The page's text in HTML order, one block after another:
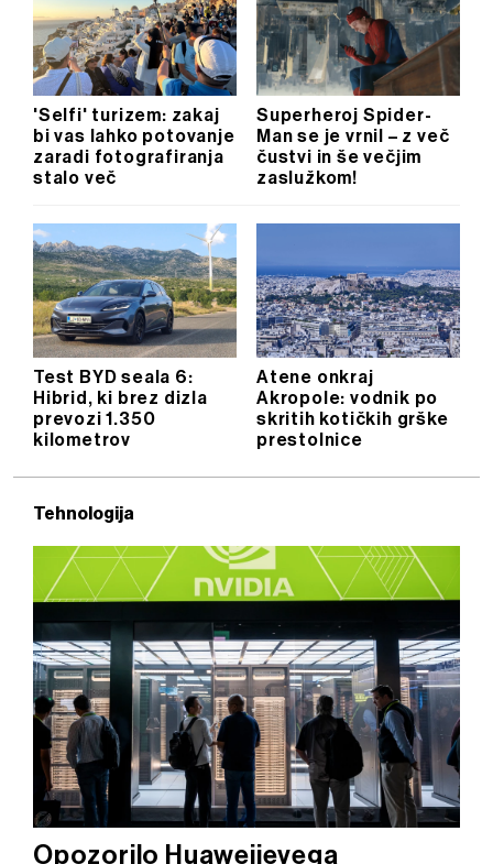
'Selfi' turizem: zakaj
bi vas lahko potovanje
zaradi fotografiranja
stalo več
Superheroj Spider-
Man se je vrnil – z več
čustvi in še večjim
zaslužkom!
Test BYD seala 6:
Hibrid, ki brez dizla
prevozi 1.350
kilometrov
Atene onkraj
Akropole: vodnik po
skritih kotičkih grške
prestolnice
Tehnologija
Opozorilo Huaweijevega